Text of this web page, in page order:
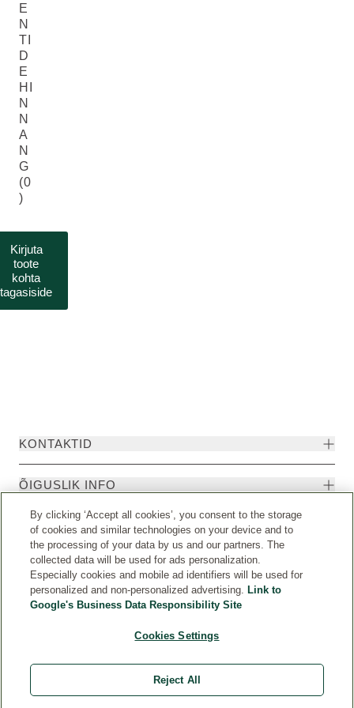
E
N
TI
D
E
HI
N
N
A
N
G
(0
)
Kirjuta
toote
kohta
tagasiside
KONTAKTID
ÕIGUSLIK INFO
By clicking ‘Accept all cookies’, you consent to the storage
of cookies and similar technologies on your device and to
the processing of your data by us and our partners. The
collected data will be used for ads personalization.
Especially cookies and mobile ad identifiers will be used for
personalized and non-personalized advertising. Link to
Google's Business Data Responsibility Site
Cookies Settings
Reject All